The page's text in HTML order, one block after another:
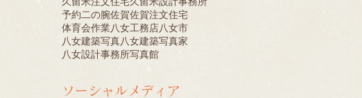
予約二の腕佐賀佐賀注文住宅
体育会作業八女工務店八女市
八女建築写真八女建築写真家
八女設計事務所写真館
ソーシャルメディア